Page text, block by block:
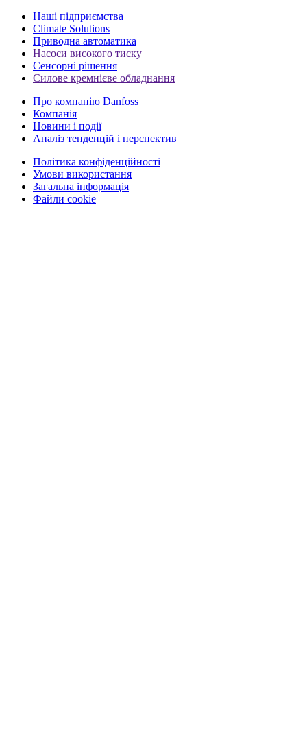
Наші підприємства
Climate Solutions
Приводна автоматика
Насоси високого тиску
Сенсорні рішення
Силове кремнієве обладнання
Про компанію Danfoss
Компанія
Новини і події
Аналіз тенденцій і перспектив
Політика конфіденційності
Умови використання
Загальна інформація
Файли cookie